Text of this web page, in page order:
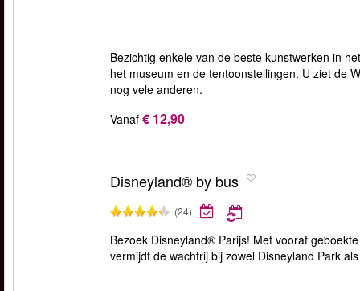
Bezichtig enkele van de beste kunstwerken in
het museum en de tentoonstellingen. U ziet de
nog vele anderen.
Vanaf € 12,90
Disneyland® by bus
(24)
Bezoek Disneyland® Parijs! Met vooraf
vermijdt de wachtrij bij zowel Disneyland Park